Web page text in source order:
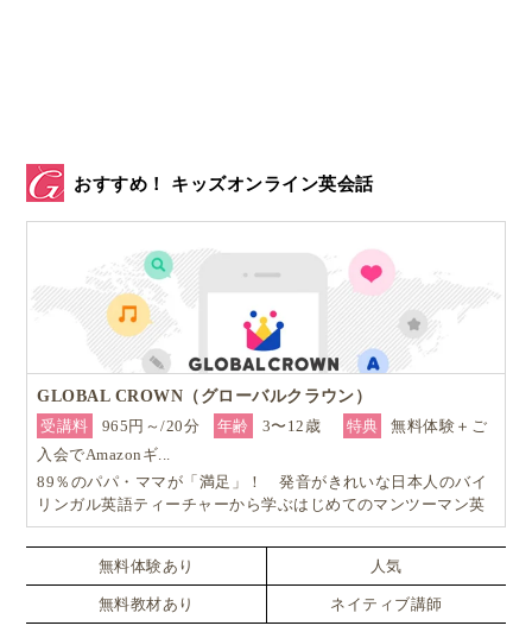
おすすめ！ キッズオンライン英会話
GLOBAL CROWN（グローバルクラウン）
受講料
965円～/20分 年齢 3〜12歳 特典
無料体験＋ご
入会でAmazonギ...
89％のパパ・ママが「満足」！ 発音がきれいな日本人のバイ
リンガル英語ティーチャーから学ぶはじめてのマンツーマン英
会話
無料体験あり 人気
無料教材あり ネイティブ講師